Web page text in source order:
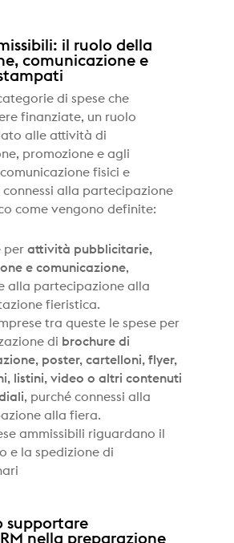
il ruolo della
comunicazione e
di spese che
finanziate, un ruolo
alle attività di
promozione e agli
fisici e
alla partecipazione
come vengono definite:
perattività pubblicitarie,
e comunicazione,
alla partecipazione alla
fieristica.
tra queste le spese per
di brochure di
poster, cartelloni, flyer,
listini, video o altri contenuti
, purché connessi alla
alla fiera.
ammissibili riguardano il
e la spedizione di
supportare
nella preparazione